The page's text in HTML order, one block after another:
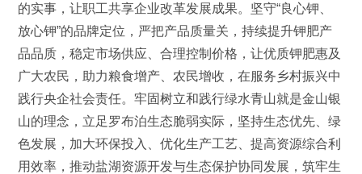
的实事，让职工共享企业改革发展成果。坚守“良心钾、
放心钾”的品牌定位，严把产品质量关，持续提升钾肥产
品品质，稳定市场供应、合理控制价格，让优质钾肥惠及
广大农民，助力粮食增产、农民增收，在服务乡村振兴中
践行央企社会责任。牢固树立和践行绿水青山就是金山银
山的理念，立足罗布泊生态脆弱实际，坚持生态优先、绿
色发展，加大环保投入、优化生产工艺、提高资源综合利
用效率，推动盐湖资源开发与生态保护协同发展，筑牢生